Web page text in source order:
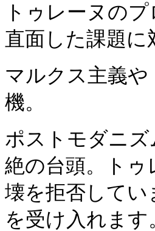
トゥレーヌの
直面した課題に
マルクス主義
機。
ポストモダニ
絶の台頭。ト
壊を拒否してい
を受け入れま